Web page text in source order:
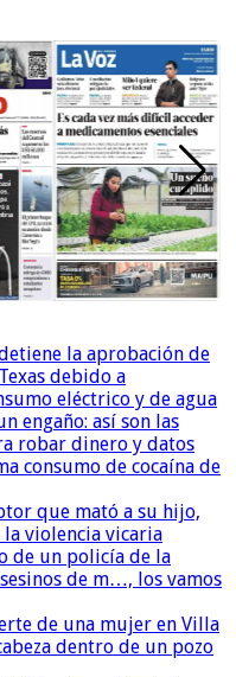
la aprobación de
debido a
eléctrico y de agua
engaño: así son las
robar dinero y datos
consumo de cocaína de
que mató a su hijo,
la violencia vicaria
de un policía de la
de m…, los vamos
de una mujer en Villa
dentro de un pozo